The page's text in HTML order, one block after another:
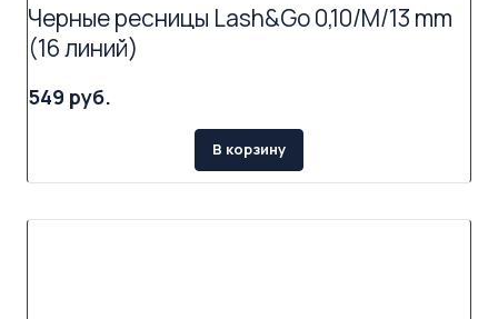
Черные ресницы Lash&Go 0,10/M/13 mm
(16 линий)
549 руб.
В корзину